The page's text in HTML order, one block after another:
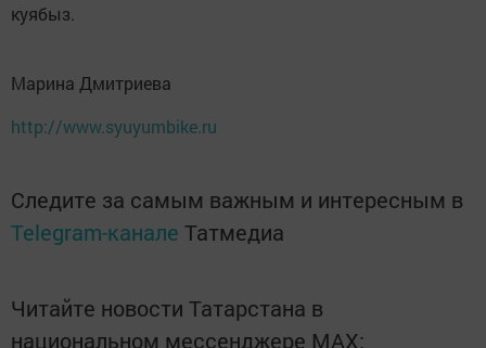
куябыз.
Марина Дмитриева
http://www.syuyumbike.ru
Следите за самым важным и интересным в
Telegram-канале Татмедиа
Читайте новости Татарстана в
национальном мессенджере MАХ: